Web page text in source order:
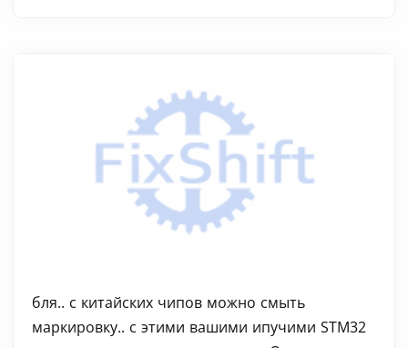
бля.. с китайских чипов можно смыть
маркировку.. с этими вашими ипучими STM32